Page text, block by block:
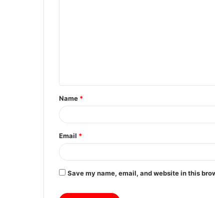
Name *
Email *
Save my name, email, and website in this